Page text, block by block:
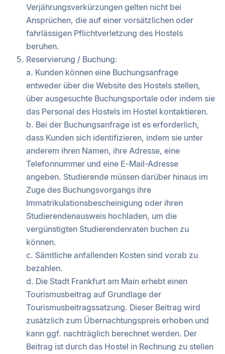
Verjährungsverkürzungen gelten nicht bei
Ansprüchen, die auf einer vorsätzlichen oder
fahrlässigen Pflichtverletzung des Hostels
beruhen.
Reservierung / Buchung:
a. Kunden können eine Buchungsanfrage
entweder über die Website des Hostels stellen,
über ausgesuchte Buchungsportale oder indem sie
das Personal des Hostels im Hostel kontaktieren.
b. Bei der Buchungsanfrage ist es erforderlich,
dass Kunden sich identifizieren, indem sie unter
anderem ihren Namen, ihre Adresse, eine
Telefonnummer und eine E-Mail-Adresse
angeben. Studierende müssen darüber hinaus im
Zuge des Buchungsvorgangs ihre
Immatrikulationsbescheinigung oder ihren
Studierendenausweis hochladen, um die
vergünstigten Studierendenraten buchen zu
können.
c. Sämtliche anfallenden Kosten sind vorab zu
bezahlen.
d. Die Stadt Frankfurt am Main erhebt einen
Tourismusbeitrag auf Grundlage der
Tourismusbeitragssatzung. Dieser Beitrag wird
zusätzlich zum Übernachtungspreis erhoben und
kann ggf. nachträglich berechnet werden. Der
Beitrag ist durch das Hostel in Rechnung zu stellen